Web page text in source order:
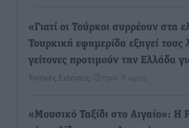
«Γιατί οι Τούρκοι συρρέουν στα
Τουρκική εφημερίδα εξηγεί τους
γείτονες προτιμούν την Ελλάδα
Τοπικές Ειδήσεις πριν 3 ώρες
«Μουσικό Ταξίδι στο Αιγαίο»: Η